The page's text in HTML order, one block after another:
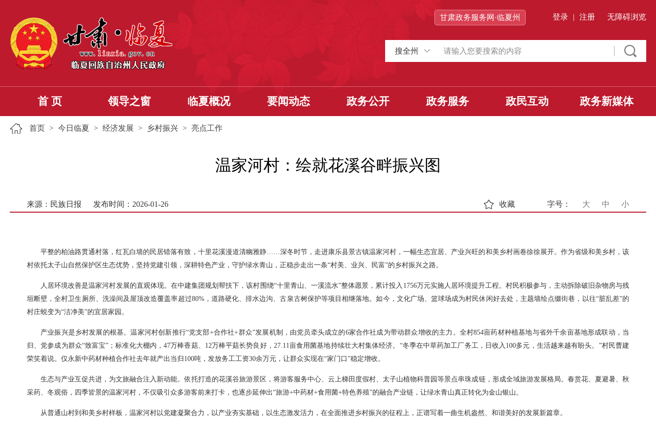
甘肃政务服务网·临夏州 登录 | 注册 无障碍浏览
搜全州
首 页 领导之窗 临夏概况 要闻动态 政务公开 政务服务 政民互动 政务新媒体
首页 > 今日临夏 > 经济发展 > 乡村振兴 > 亮点工作
温家河村：绘就花溪谷畔振兴图
来源：民族日报 发布时间：2026-01-26 字号： 大 中 小
收藏
平整的柏油路贯通村落，红瓦白墙的民居错落有致，十里花溪漫道清幽雅静……深冬时节，走进康乐县景古镇温家河村，一幅生态宜居、产业兴旺的和美乡村画卷徐徐展开。作为省级和美乡村，该
村依托太子山自然保护区生态优势，坚持党建引领，深耕特色产业，守护绿水青山，正稳步走出一条“村美、业兴、民富”的乡村振兴之路。
人居环境改善是温家河村发展的直观体现。在中建集团规划帮扶下，该村围绕“十里青山、一溪流水”整体愿景，累计投入1756万元实施人居环境提升工程。村民积极参与，主动拆除破旧杂物房与残
垣断壁，全村卫生厕所、洗澡间及屋顶改造覆盖率超过80%，道路硬化、排水边沟、古泉古树保护等项目相继落地。如今，文化广场、篮球场成为村民休闲好去处，主题墙绘点缀街巷，以往“脏乱差”的
村庄蜕变为“洁净美”的宜居家园。
产业振兴是乡村发展的根基。温家河村创新推行“党支部+合作社+群众”发展机制，由党员牵头成立的6家合作社成为带动群众增收的主力。全村854亩药材种植基地与省外千余亩基地形成联动，当
归、党参成为群众“致富宝”；标准化大棚内，47万棒香菇、12万棒平菇长势良好，27.11亩食用菌基地持续壮大村集体经济。“冬季在中草药加工厂务工，日收入100多元，生活越来越有盼头。”村民曹建
荣笑着说。仅永新中药材种植合作社去年就产出当归100吨，发放务工工资30余万元，让群众实现在“家门口”稳定增收。
生态与产业互促共进，为文旅融合注入新动能。依托打造的花溪谷旅游景区，将游客服务中心、云上梯田度假村、太子山植物科普园等景点串珠成链，形成全域旅游发展格局。春赏花、夏避暑、秋
采药、冬观俗，四季皆景的温家河村，不仅吸引众多游客前来打卡，也逐步延伸出“旅游+中药材+食用菌+特色养殖”的融合产业链，让绿水青山真正转化为金山银山。
从普通山村到和美乡村样板，温家河村以党建凝聚合力，以产业夯实基础，以生态激发活力，在全面推进乡村振兴的征程上，正谱写着一曲生机盎然、和谐美好的发展新篇章。